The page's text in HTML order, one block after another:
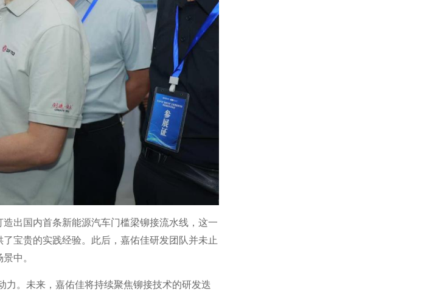
出国内首条新能源汽车门槛梁铆接流水线，这一
宝贵的实践经验。此后，嘉佑佳研发团队并未止
中。
力。未来，嘉佑佳将持续聚焦铆接技术的研发迭